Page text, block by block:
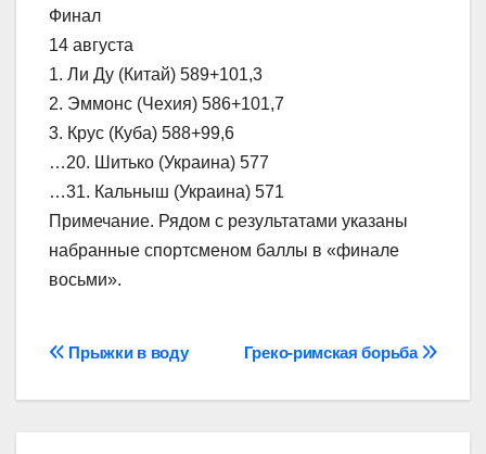
Финал
14 августа
1. Ли Ду (Китай) 589+101,3
2. Эммонс (Чехия) 586+101,7
3. Крус (Куба) 588+99,6
…20. Шитько (Украина) 577
…31. Кальныш (Украина) 571
Примечание. Рядом с результатами указаны
набранные спортсменом баллы в «финале
восьми».
Навігація
записів
Греко-римская борьба
Прыжки в воду